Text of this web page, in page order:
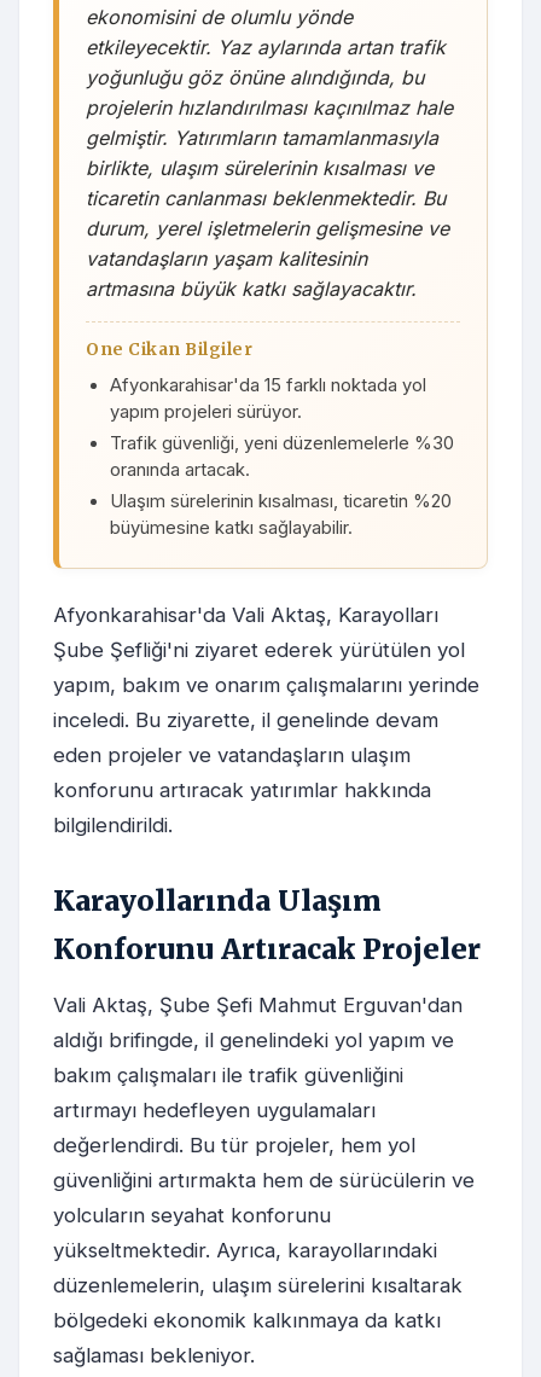
ekonomisini de olumlu yönde
etkileyecektir. Yaz aylarında artan trafik
yoğunluğu göz önüne alındığında, bu
projelerin hızlandırılması kaçınılmaz hale
gelmiştir. Yatırımların tamamlanmasıyla
birlikte, ulaşım sürelerinin kısalması ve
ticaretin canlanması beklenmektedir. Bu
durum, yerel işletmelerin gelişmesine ve
vatandaşların yaşam kalitesinin
artmasına büyük katkı sağlayacaktır.
One Cikan Bilgiler
Afyonkarahisar'da 15 farklı noktada yol
yapım projeleri sürüyor.
Trafik güvenliği, yeni düzenlemelerle %30
oranında artacak.
Ulaşım sürelerinin kısalması, ticaretin %20
büyümesine katkı sağlayabilir.
Afyonkarahisar'da Vali Aktaş, Karayolları
Şube Şefliği'ni ziyaret ederek yürütülen yol
yapım, bakım ve onarım çalışmalarını yerinde
inceledi. Bu ziyarette, il genelinde devam
eden projeler ve vatandaşların ulaşım
konforunu artıracak yatırımlar hakkında
bilgilendirildi.
Karayollarında Ulaşım
Konforunu Artıracak Projeler
Vali Aktaş, Şube Şefi Mahmut Erguvan'dan
aldığı brifingde, il genelindeki yol yapım ve
bakım çalışmaları ile trafik güvenliğini
artırmayı hedefleyen uygulamaları
değerlendirdi. Bu tür projeler, hem yol
güvenliğini artırmakta hem de sürücülerin ve
yolcuların seyahat konforunu
yükseltmektedir. Ayrıca, karayollarındaki
düzenlemelerin, ulaşım sürelerini kısaltarak
bölgedeki ekonomik kalkınmaya da katkı
sağlaması bekleniyor.